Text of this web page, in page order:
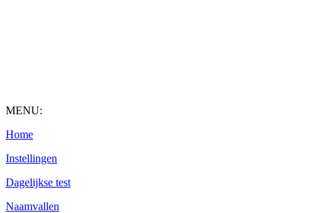
MENU:
Home
Instellingen
Dagelijkse test
Naamvallen